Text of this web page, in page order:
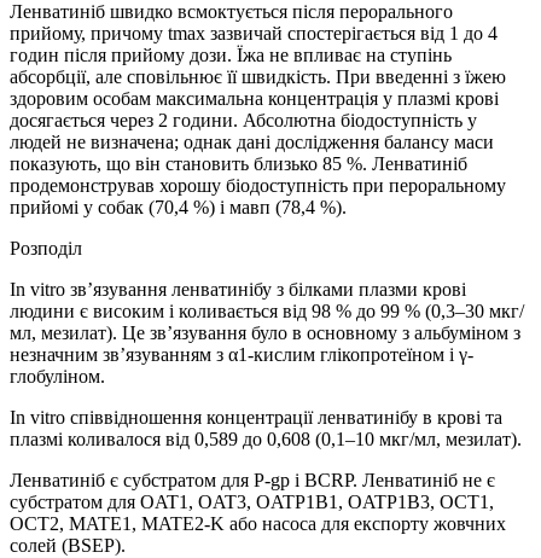
Ленватиніб швидко всмоктується після перорального
прийому, причому tmax зазвичай спостерігається від 1 до 4
годин після прийому дози. Їжа не впливає на ступінь
абсорбції, але сповільнює її швидкість. При введенні з їжею
здоровим особам максимальна концентрація у плазмі крові
досягається через 2 години. Абсолютна біодоступність у
людей не визначена; однак дані дослідження балансу маси
показують, що він становить близько 85 %. Ленватиніб
продемонстрував хорошу біодоступність при пероральному
прийомі у собак (70,4 %) і мавп (78,4 %).
Розподіл
In vitro зв’язування ленватинібу з білками плазми крові
людини є високим і коливається від 98 % до 99 % (0,3–30 мкг/
мл, мезилат). Це зв’язування було в основному з альбуміном з
незначним зв’язуванням з α1-кислим глікопротеїном і γ-
глобуліном.
In vitro співвідношення концентрації ленватинібу в крові та
плазмі коливалося від 0,589 до 0,608 (0,1–10 мкг/мл, мезилат).
Ленватиніб є субстратом для P-gp і BCRP. Ленватиніб не є
субстратом для OAT1, OAT3, OATP1B1, OATP1B3, OCT1,
OCT2, MATE1, MATE2-K або насоса для експорту жовчних
солей (BSEP).